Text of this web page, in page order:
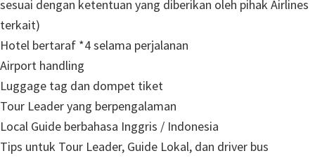
sesuai dengan ketentuan yang diberikan oleh pihak Airlines
terkait)
Hotel bertaraf *4 selama perjalanan
Airport handling
Luggage tag dan dompet tiket
Tour Leader yang berpengalaman
Local Guide berbahasa Inggris / Indonesia
Tips untuk Tour Leader, Guide Lokal, dan driver bus